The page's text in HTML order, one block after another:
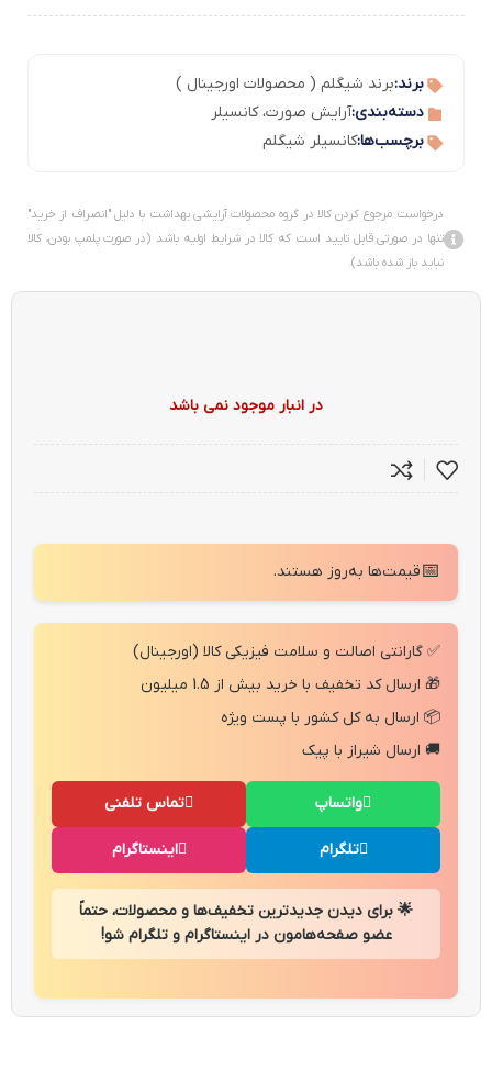
برند:برند شیگلم ( محصولات اورجینال )
دسته‌بندی:آرایش صورت،کانسیلر
برچسب‌ها:کانسیلر شیگلم
درخواست مرجوع کردن کالا در گروه محصولات آرایشی بهداشت با دلیل "انصراف از خرید"
تنها در صورتی قابل تایید است که کالا در شرایط اولیه باشد (در صورت پلمپ بودن، کالا
نباید باز شده باشد).
در انبار موجود نمی باشد
📅قیمت‌ها به‌روز هستند.
✅ گارانتی اصالت و سلامت فیزیکی کالا (اورجینال)
🎁 ارسال کد تخفیف با خرید بیش از 1.5 میلیون
📦 ارسال به کل کشور با پست ویژه
🚚 ارسال شیراز با پیک
تماس تلفنی واتساپ
اینستاگرام تلگرام
🌟 برای دیدن جدیدترین تخفیف‌ها و محصولات، حتماً
عضو صفحه‌هامون در اینستاگرام و تلگرام شو!